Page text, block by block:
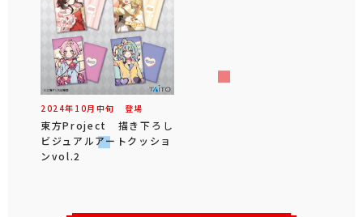
2024年 10月 中旬 登場
東方Project 描き下ろし
ビジュアルアートクッショ
ンvol.2